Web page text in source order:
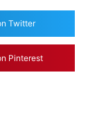
Twitter
Pinterest